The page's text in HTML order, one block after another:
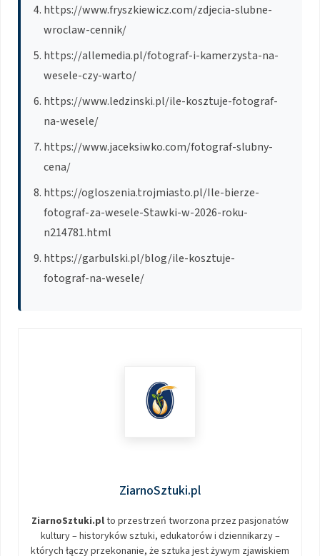
https://www.fryszkiewicz.com/zdjecia-slubne-
wroclaw-cennik/
https://allemedia.pl/fotograf-i-kamerzysta-na-
wesele-czy-warto/
https://www.ledzinski.pl/ile-kosztuje-fotograf-
na-wesele/
https://www.jaceksiwko.com/fotograf-slubny-
cena/
https://ogloszenia.trojmiasto.pl/Ile-bierze-
fotograf-za-wesele-Stawki-w-2026-roku-
n214781.html
https://garbulski.pl/blog/ile-kosztuje-
fotograf-na-wesele/
ZiarnoSztuki.pl
ZiarnoSztuki.plto przestrzeń tworzona przez pasjonatów
kultury – historyków sztuki, edukatorów i dziennikarzy –
których łączy przekonanie, że sztuka jest żywym zjawiskiem